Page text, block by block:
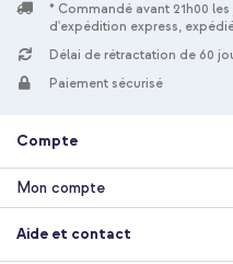
* Commandé avant 21h00
d'expédition express,
Délai de rétractation de 60
Paiement sécurisé
Compte
Mon compte
Aide et contact